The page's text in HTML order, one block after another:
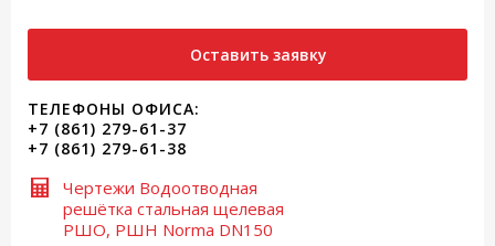
Оставить заявку
ТЕЛЕФОНЫ ОФИСА:
+7 (861) 279-61-37
+7 (861) 279-61-38
Чертежи Водоотводная
решётка стальная щелевая
РШО, РШН Norma DN150